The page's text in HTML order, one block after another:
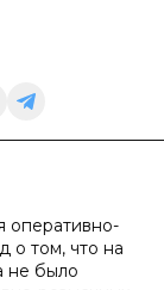
оперативно-
о том, что на
не было